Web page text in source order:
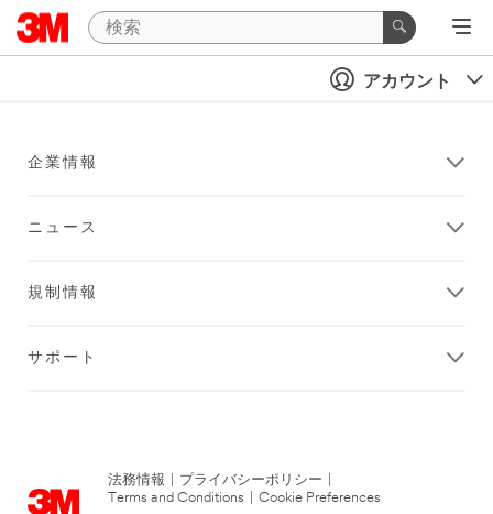
アカウント
企業情報
ニュース
規制情報
サポート
法務情報 プライバシーポリシー
Terms and Conditions
Cookie Preferences